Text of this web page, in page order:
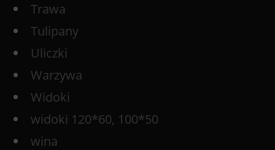
Trawa
Tulipany
Uliczki
Warzywa
Widoki
widoki 120*60, 100*50
wina